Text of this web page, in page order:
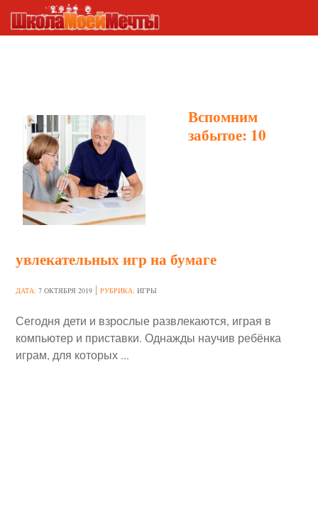
Вспомним
забытое: 10
увлекательных игр на бумаге
ДАТА:7 ОКТЯБРЯ 2019 РУБРИКА:ИГРЫ
Сегодня дети и взрослые развлекаются, играя в
компьютер и приставки. Однажды научив ребёнка
играм, для которых ...